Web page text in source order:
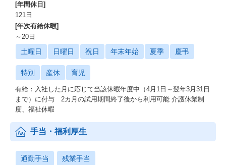
[年間休日]
121日
[年次有給休暇]
～20日
土曜日 日曜日 祝日 年末年始 夏季 慶弔
特別 産休 育児
有給：入社した月に応じて当該休暇年度中（4月1日～翌年3月31日
まで）に付与 2カ月の試用期間終了後から利用可能 介護休業制
度、福祉休暇
手当・福利厚生
通勤手当 残業手当